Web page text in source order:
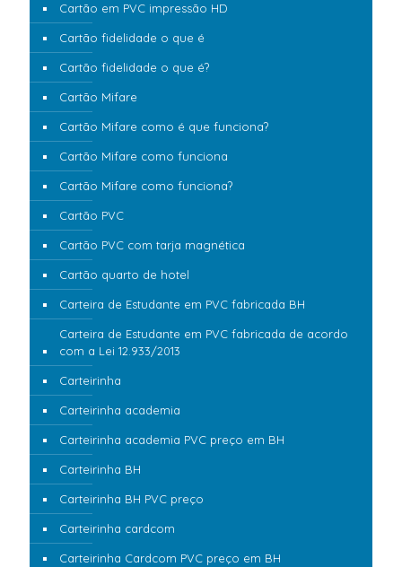
Cartão em PVC impressão HD
Cartão fidelidade o que é
Cartão fidelidade o que é?
Cartão Mifare
Cartão Mifare como é que funciona?
Cartão Mifare como funciona
Cartão Mifare como funciona?
Cartão PVC
Cartão PVC com tarja magnética
Cartão quarto de hotel
Carteira de Estudante em PVC fabricada BH
Carteira de Estudante em PVC fabricada de acordo
com a Lei 12.933/2013
Carteirinha
Carteirinha academia
Carteirinha academia PVC preço em BH
Carteirinha BH
Carteirinha BH PVC preço
Carteirinha cardcom
Carteirinha Cardcom PVC preço em BH